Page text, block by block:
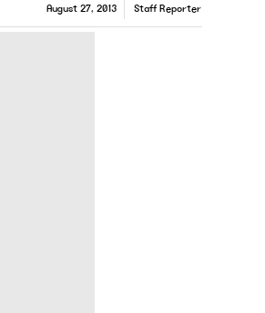
Staff Reporter
August 27, 2013